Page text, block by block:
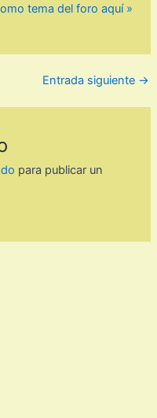
tema del foro aquí »
Entrada siguiente →
para publicar un